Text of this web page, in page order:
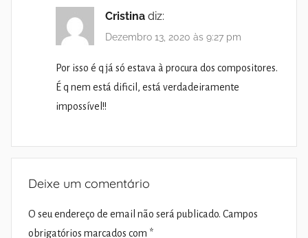
Cristina diz:
Dezembro 13, 2020 às 9:27 pm
Por isso é q já só estava à procura dos compositores.
É q nem está dificil, está verdadeiramente
impossível!!
Deixe um comentário
O seu endereço de email não será publicado. Campos
obrigatórios marcados com *